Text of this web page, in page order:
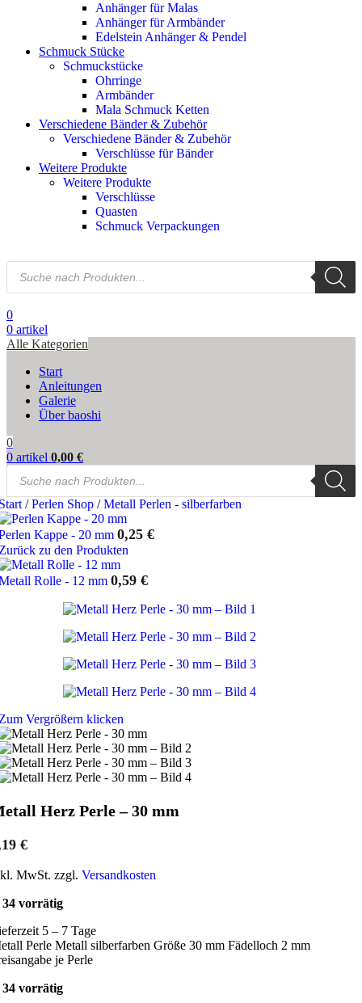
Anhänger für Malas
Anhänger für Armbänder
Edelstein Anhänger & Pendel
Schmuck Stücke
Schmuckstücke
Ohrringe
Armbänder
Mala Schmuck Ketten
Verschiedene Bänder & Zubehör
Verschiedene Bänder & Zubehör
Verschlüsse für Bänder
Weitere Produkte
Weitere Produkte
Verschlüsse
Quasten
Schmuck Verpackungen
Products
search
0
0 artikel
Alle Kategorien
Start
Anleitungen
Galerie
Über baoshi
0
0 artikel 0,00 €
Products
search
/ Perlen Shop / Metall Perlen - silberfarben
Kappe - 20 mm 0,25 €
zu den Produkten
Rolle - 12 mm 0,59 €
Vergrößern klicken
Herz Perle – 30 mm
€
MwSt. zzgl. Versandkosten
34 vorrätig
5 – 7 Tage
Perle Metall silberfarben Größe 30 mm Fädelloch 2 mm
je Perle
34 vorrätig